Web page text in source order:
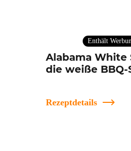
Enthält
Alabama White
die weiße BBQ-
Rezeptdetails